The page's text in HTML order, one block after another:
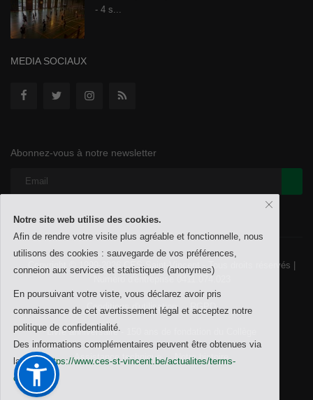
- 4 s...
MEDIA SOCIAUX
Abonnez-vous à notre newsletter
Copyright © 1999-2026 CES Saint-Vincent - Tous droits réservés |
Conditions d'utilisation
Livre anniversaire - 150 ans de fondation du Collège
Assistance technique Notre histoire
Notre site web utilise des cookies.
Afin de rendre votre visite plus agréable et fonctionnelle, nous
utilisons des cookies : sauvegarde de vos préférences,
conneion aux services et statistiques (anonymes)
En poursuivant votre viste, vous déclarez avoir pris
connaissance de cet avertissement légal et acceptez notre
politique de confidentialité.
Des informations complémentaires peuvent être obtenues via
la pagehttps://www.ces-st-vincent.be/actualites/terms-
conditions